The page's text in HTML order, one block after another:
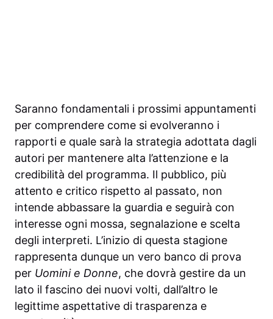
Saranno fondamentali i prossimi appuntamenti
per comprendere come si evolveranno i
rapporti e quale sarà la strategia adottata dagli
autori per mantenere alta l’attenzione e la
credibilità del programma. Il pubblico, più
attento e critico rispetto al passato, non
intende abbassare la guardia e seguirà con
interesse ogni mossa, segnalazione e scelta
degli interpreti. L’inizio di questa stagione
rappresenta dunque un vero banco di prova
per Uomini e Donne, che dovrà gestire da un
lato il fascino dei nuovi volti, dall’altro le
legittime aspettative di trasparenza e